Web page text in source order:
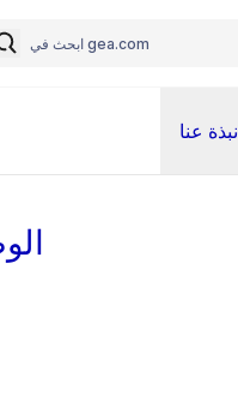
نبذة عنا